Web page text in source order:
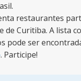
restaurantes
de Curitiba. A lista
pode ser
. Participe!